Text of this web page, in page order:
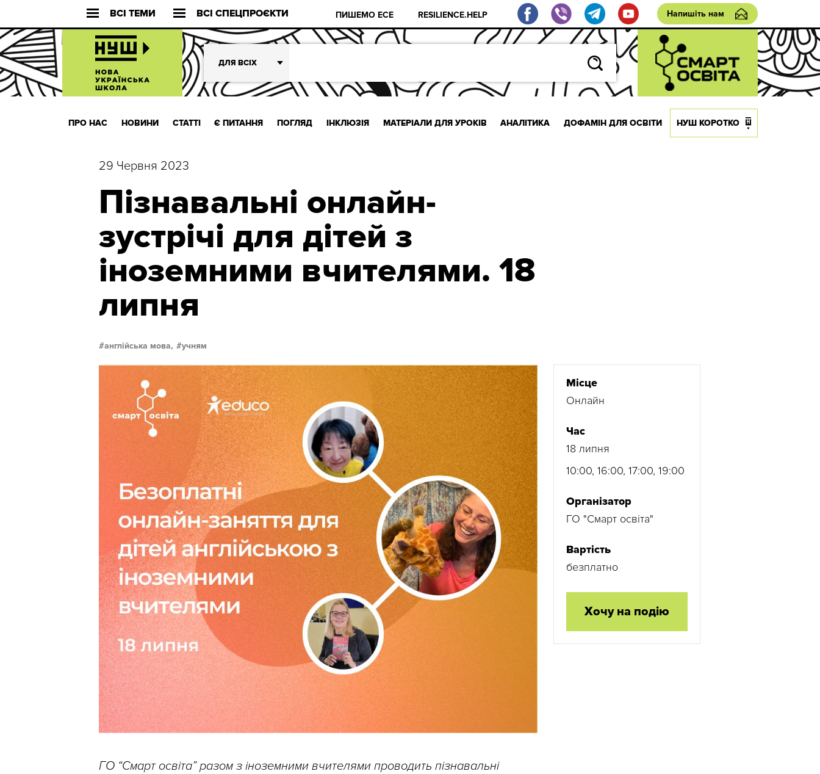
ВСІ ТЕМИ ВСІ СПЕЦПРОЄКТИ ПИШЕМО ЕСЕ RESILIENCE.HELP Напишіть нам
ДЛЯ ВСІХ
ПРО НАС НОВИНИ СТАТТІ Є ПИТАННЯ ПОГЛЯД ІНКЛЮЗІЯ МАТЕРІАЛИ ДЛЯ УРОКІВ АНАЛІТИКА ДОФАМІН ДЛЯ ОСВІТИ НУШ КОРОТКО
29 Червня 2023
Пізнавальні онлайн-
зустрічі для дітей з
іноземними вчителями. 18
липня
англійська мова, учням
ГО “Смарт освіта” разом з іноземними вчителями проводить пізнавальні
Місце
Онлайн
Час
18 липня
10:00, 16:00, 17:00, 19:00
Організатор
ГО "Смарт освіта"
Вартість
безплатно
Хочу на подію